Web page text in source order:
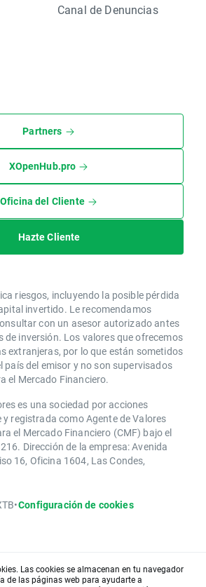
Canal de Denuncias
Partners
XOpenHub.pro
Oficina del Cliente
Hazte Cliente
riesgos, incluyendo la posible pérdida
invertido. Le recomendamos
con un asesor autorizado antes
de inversión. Los valores que ofrecemos
extranjeras, por lo que están sometidos
país del emisor y no son supervisados
el Mercado Financiero.
es una sociedad por acciones
registrada como Agente de Valores
el Mercado Financiero (CMF) bajo el
Dirección de la empresa: Avenida
16, Oficina 1604, Las Condes,
•Configuración de cookies
Las cookies se almacenan en tu navegador
de las páginas web para ayudarte a